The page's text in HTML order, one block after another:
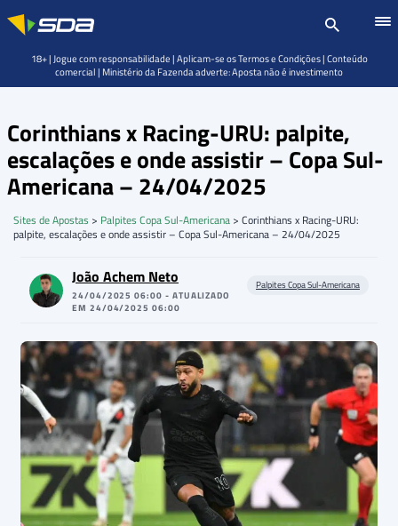
Corinthians x Racing-URU: palpite,
escalações e onde assistir – Copa Sul-
Americana – 24/04/2025
Sites de Apostas > Palpites Copa Sul-Americana > Corinthians x Racing-URU:
palpite, escalações e onde assistir – Copa Sul-Americana – 24/04/2025
João Achem Neto
24/04/2025 06:00 - ATUALIZADO
EM 24/04/2025 06:00
Palpites Copa Sul-Americana
18+ | Jogue com responsabilidade | Aplicam-se os Termos e Condições | Conteúdo
comercial | Ministério da Fazenda adverte: Aposta não é investimento